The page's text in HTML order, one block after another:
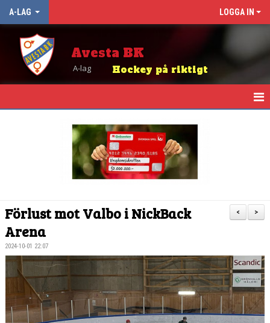
A-LAG LOGGA IN
Avesta BK
Hockey på riktigt
A-lag
TABELL OCH RESULTAT
KONTAKT
>
<
Förlust mot Valbo i NickBack
Arena
2024-10-01 22:07